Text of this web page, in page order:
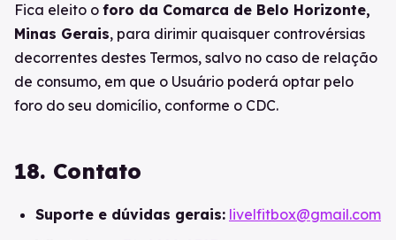
Fica eleito o foro da Comarca de Belo Horizonte,
Minas Gerais, para dirimir quaisquer controvérsias
decorrentes destes Termos, salvo no caso de relação
de consumo, em que o Usuário poderá optar pelo
foro do seu domicílio, conforme o CDC.
18. Contato
Suporte e dúvidas gerais: livelfitbox@gmail.com